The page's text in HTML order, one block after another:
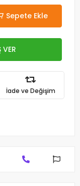
Sepete Ekle
VER
İade ve Değişim